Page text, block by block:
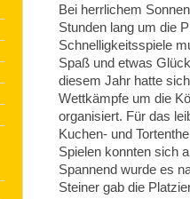
Bei herrlichem
Stunden lang um die
Schnelligkeitsspiele
Spaß und etwas
diesem Jahr hatte
Wettkämpfe um die
organisiert. Für das
Kuchen- und
Spielen konnten sich
Spannend wurde es
Steiner gab die